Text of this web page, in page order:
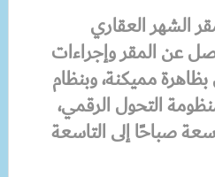
الشهر العقاري
عن المقر وإجراءات
مميكنة، وبنظام
التحول الرقمي،
صباحًا إلى التاسعة